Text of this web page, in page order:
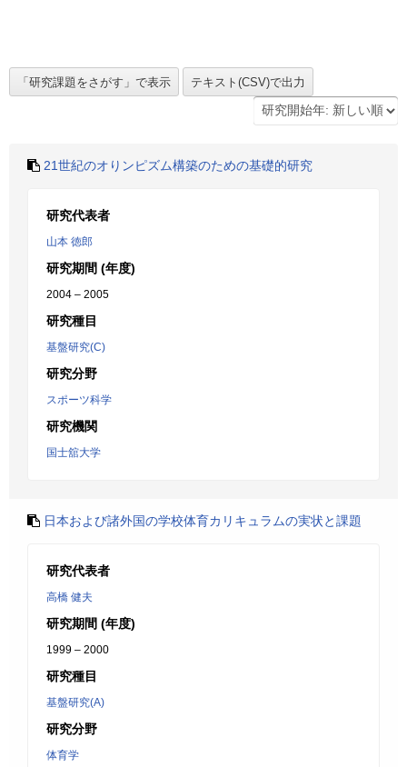
21世紀のオりンピズム構築のための基礎的研究
研究代表者
山本 徳郎
研究期間 (年度)
2004 – 2005
研究種目
基盤研究(C)
研究分野
スポーツ科学
研究機関
国士舘大学
日本および諸外国の学校体育カリキュラムの実状と課題
研究代表者
高橋 健夫
研究期間 (年度)
1999 – 2000
研究種目
基盤研究(A)
研究分野
体育学